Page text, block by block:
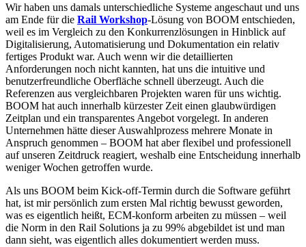
Wir haben uns damals unterschiedliche Systeme angeschaut und uns
am Ende für die Rail Workshop-Lösung von BOOM entschieden,
weil es im Vergleich zu den Konkurrenzlösungen in Hinblick auf
Digitalisierung, Automatisierung und Dokumentation ein relativ
fertiges Produkt war. Auch wenn wir die detaillierten
Anforderungen noch nicht kannten, hat uns die intuitive und
benutzerfreundliche Oberfläche schnell überzeugt. Auch die
Referenzen aus vergleichbaren Projekten waren für uns wichtig.
BOOM hat auch innerhalb kürzester Zeit einen glaubwürdigen
Zeitplan und ein transparentes Angebot vorgelegt. In anderen
Unternehmen hätte dieser Auswahlprozess mehrere Monate in
Anspruch genommen – BOOM hat aber flexibel und professionell
auf unseren Zeitdruck reagiert, weshalb eine Entscheidung innerhalb
weniger Wochen getroffen wurde.
Als uns BOOM beim Kick-off-Termin durch die Software geführt
hat, ist mir persönlich zum ersten Mal richtig bewusst geworden,
was es eigentlich heißt, ECM-konform arbeiten zu müssen – weil
die Norm in den Rail Solutions ja zu 99% abgebildet ist und man
dann sieht, was eigentlich alles dokumentiert werden muss.